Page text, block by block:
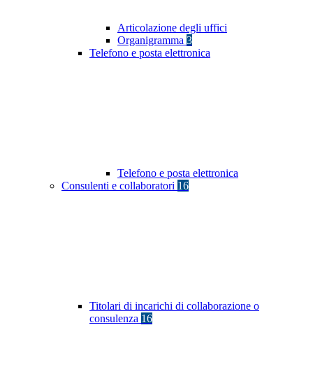
Articolazione degli uffici
Organigramma 3
Telefono e posta elettronica
Telefono e posta elettronica
Consulenti e collaboratori 16
Titolari di incarichi di collaborazione o
consulenza 16